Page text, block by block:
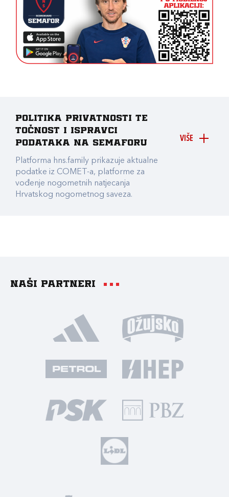
VIŠE
Politika privatnosti te
točnost i ispravci
podataka na Semaforu
Platforma hns.family prikazuje aktualne
podatke iz COMET-a, platforme za
vođenje nogometnih natjecanja
Hrvatskog nogometnog saveza.
Naši partneri